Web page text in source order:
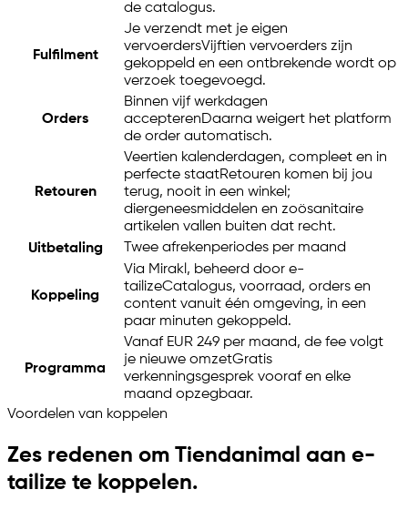
de catalogus.
Fulfilment
Je verzendt met je eigen
vervoerdersVijftien vervoerders zijn
gekoppeld en een ontbrekende wordt op
verzoek toegevoegd.
Orders
Binnen vijf werkdagen
accepterenDaarna weigert het platform
de order automatisch.
Retouren
Veertien kalenderdagen, compleet en in
perfecte staatRetouren komen bij jou
terug, nooit in een winkel;
diergeneesmiddelen en zoösanitaire
artikelen vallen buiten dat recht.
Uitbetaling
Twee afrekenperiodes per maand
Koppeling
Via Mirakl, beheerd door e-
tailizeCatalogus, voorraad, orders en
content vanuit één omgeving, in een
paar minuten gekoppeld.
Programma
Vanaf EUR 249 per maand, de fee volgt
je nieuwe omzetGratis
verkenningsgesprek vooraf en elke
maand opzegbaar.
Voordelen van koppelen
Zes redenen om Tiendanimal aan e-
tailize te koppelen.